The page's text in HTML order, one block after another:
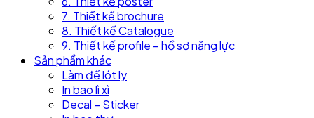
7. Thiết kế brochure
8. Thiết kế Catalogue
9. Thiết kế profile – hồ sơ năng lực
Sản phẩm khác
Làm đế lót ly
In bao lì xì
Decal – Sticker